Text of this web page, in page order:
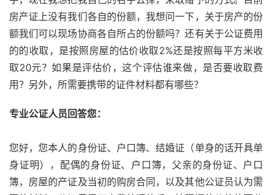
房产证上没有我们各自的份额，我想问一下，关于房产的份
额我们可以现场协商各自所占的份额吗？还有关于公证费用
的的收取，是按照房屋的估价收取2%还是按照每平方米收
取20元？如果是评估价，这个评估谁来做，是否要收取费
用？另外，所需要携带的证件材料都有哪些？
专业公证人员回答您：
您好，您本人的身份证、户口簿、结婚证（单身的话开具单
身证明），配偶的身份证、户口簿，父亲的身份证、户口
簿，房屋的产证及当初的购房合同，以及其他公证员认为需